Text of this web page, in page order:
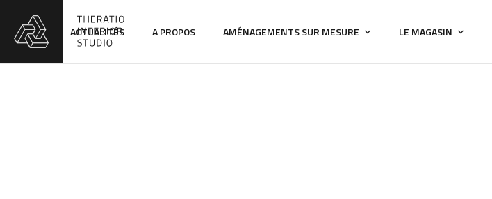
ACTUALITÉS A PROPOS AMÉNAGEMENTS SUR MESURE LE MAGASIN